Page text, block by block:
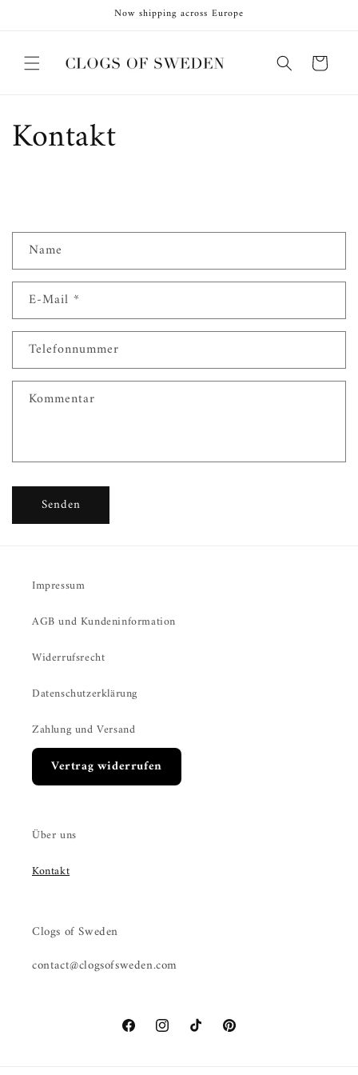
Now shipping across Europe
Warenkorb
Kontakt
K
o
n
a
t
f
u
l
r
Name
E-Mail *
Telefonnummer
Kommentar
Senden
Impressum
AGB und Kundeninformation
Widerrufsrecht
Datenschutzerklärung
Zahlung und Versand
Vertrag widerrufen
Über uns
Kontakt
Clogs of Sweden
contact@clogsofsweden.com
FacebookInstagramTikTokPinterest